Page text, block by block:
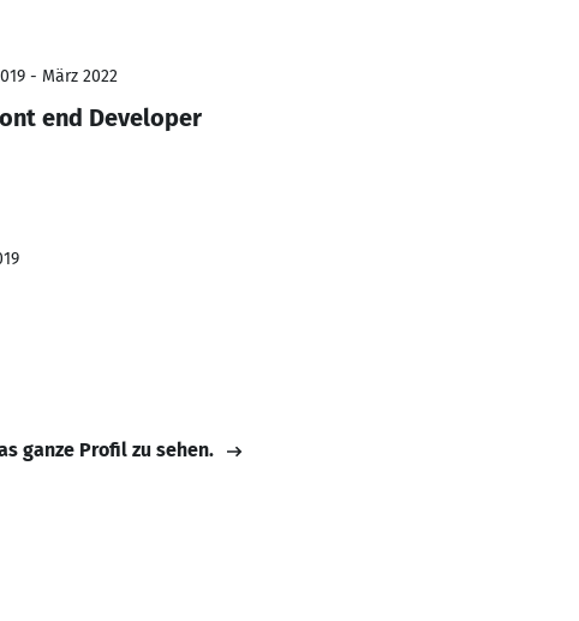
- März 2022
end Developer
ganze Profil zu sehen.